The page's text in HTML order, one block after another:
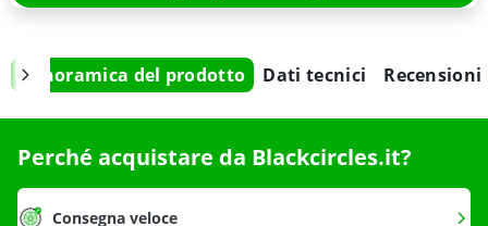
Panoramica del prodotto Dati tecnici Recensioni
Perché acquistare da Blackcircles.it?
Consegna veloce